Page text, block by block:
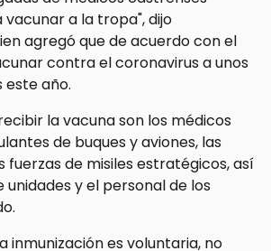
a la tropa", dijo
agregó que de acuerdo con el
contra el coronavirus a unos
este año.
la vacuna son los médicos
de buques y aviones, las
fuerzas de misiles estratégicos, así
unidades y el personal de los
inmunización es voluntaria, no